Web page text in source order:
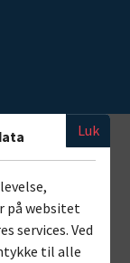
Luk
på websitet
services. Ved
til alle